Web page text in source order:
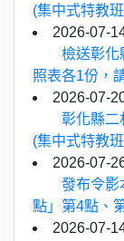
(集中式特教
2026-07-
檢送彰化
照表各1份，
2026-07-
彰化縣二
(集中式特教
2026-07-
發布令影
點」第4點、
2026-07-